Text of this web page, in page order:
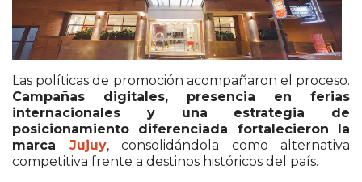
Las políticas de promoción acompañaron el proceso.
Campañas digitales, presencia en ferias
internacionales y una estrategia de
posicionamiento diferenciada fortalecieron la
marca Jujuy, consolidándola como alternativa
competitiva frente a destinos históricos del país.